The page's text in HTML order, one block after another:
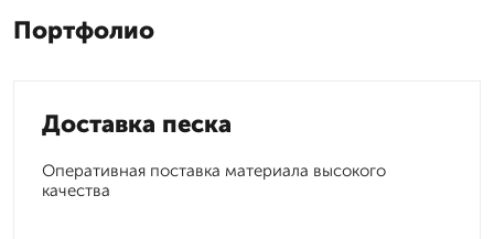
Портфолио
Доставка песка
Оперативная поставка материала высокого
качества